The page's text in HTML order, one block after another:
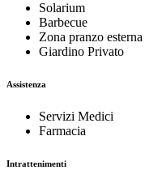
Solarium
Barbecue
Zona pranzo esterna
Giardino Privato
Assistenza
Servizi Medici
Farmacia
Intrattenimenti